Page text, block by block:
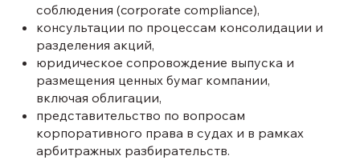
соблюдения (corporate compliance),
консультации по процессам консолидации и
разделения акций,
юридическое сопровождение выпуска и
размещения ценных бумаг компании,
включая облигации,
представительство по вопросам
корпоративного права в судах и в рамках
арбитражных разбирательств.